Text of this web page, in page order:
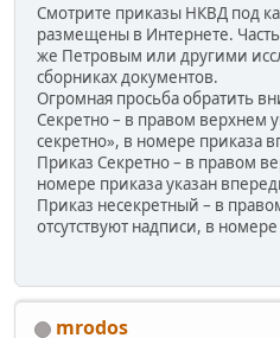
Смотрите приказы НКВД под
размещены в Интернете.
же Петровым или другими
сборниках документов.
Огромная просьба обратить
Секретно – в правом верхнем
секретно», в номере приказа
Приказ Секретно – в правом
номере приказа указан
Приказ несекретный – в
отсутствуют надписи, в
mrodos